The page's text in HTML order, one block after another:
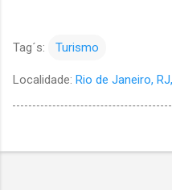
Tag´s: Turismo
Localidade: Rio de Janeiro,